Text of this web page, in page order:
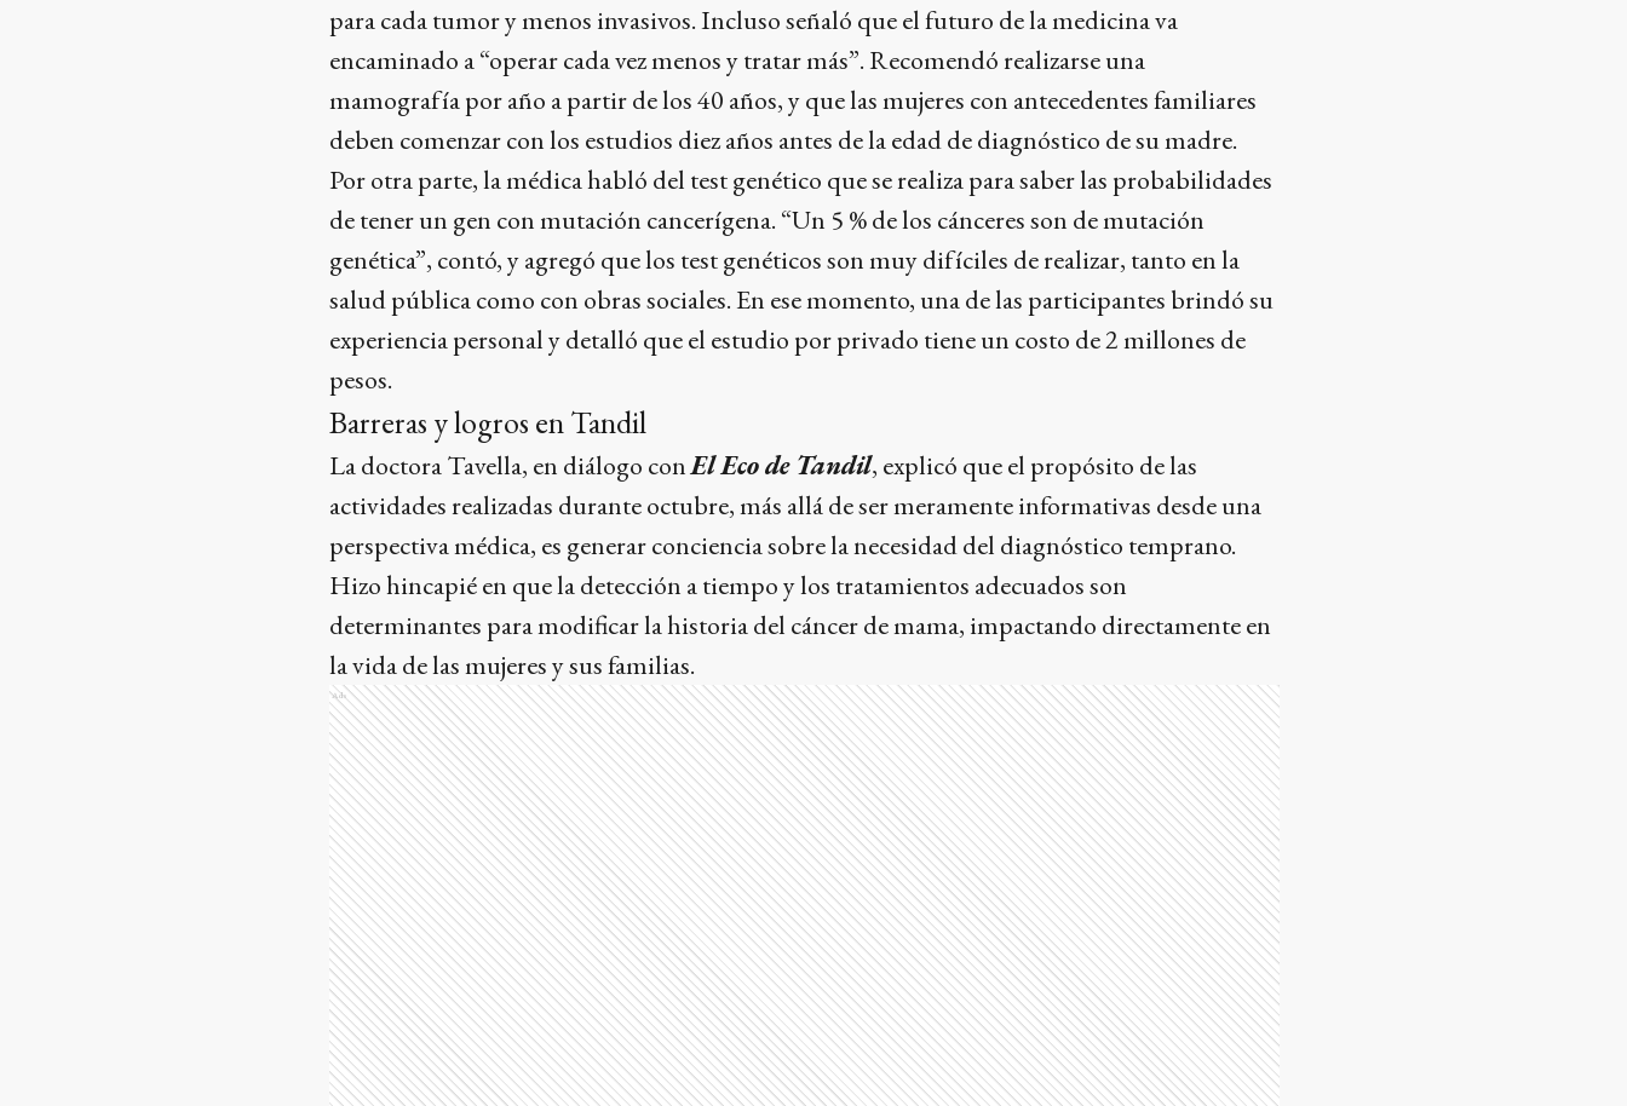
para cada tumor y menos invasivos. Incluso señaló que el futuro de la medicina va
encaminado a “operar cada vez menos y tratar más”. Recomendó realizarse una
mamografía por año a partir de los 40 años, y que las mujeres con antecedentes familiares
deben comenzar con los estudios diez años antes de la edad de diagnóstico de su madre.
Por otra parte, la médica habló del test genético que se realiza para saber las probabilidades
de tener un gen con mutación cancerígena. “Un 5 % de los cánceres son de mutación
genética”, contó, y agregó que los test genéticos son muy difíciles de realizar, tanto en la
salud pública como con obras sociales. En ese momento, una de las participantes brindó su
experiencia personal y detalló que el estudio por privado tiene un costo de 2 millones de
pesos.
Barreras y logros en Tandil
La doctora Tavella, en diálogo conEl Eco de Tandil, explicó que el propósito de las
actividades realizadas durante octubre, más allá de ser meramente informativas desde una
perspectiva médica, es generar conciencia sobre la necesidad del diagnóstico temprano.
Hizo hincapié en que la detección a tiempo y los tratamientos adecuados son
determinantes para modificar la historia del cáncer de mama, impactando directamente en
la vida de las mujeres y sus familias.
Ads